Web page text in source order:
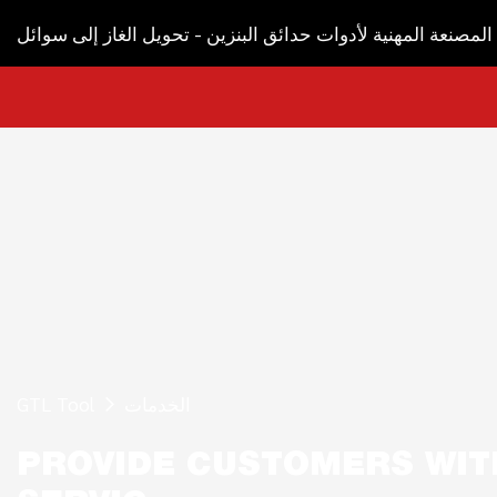
المهنية لأدوات حدائق البنزين - تحويل الغاز إلى سوائل